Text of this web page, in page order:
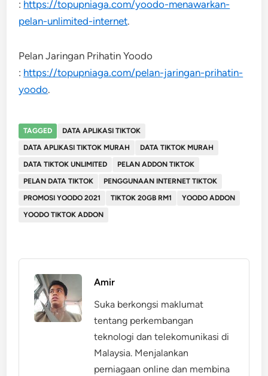
: https://topupniaga.com/yoodo-menawarkan-
pelan-unlimited-internet.
Pelan Jaringan Prihatin Yoodo
: https://topupniaga.com/pelan-jaringan-prihatin-
yoodo.
TAGGED
DATA APLIKASI TIKTOK
DATA APLIKASI TIKTOK MURAH
DATA TIKTOK MURAH
DATA TIKTOK UNLIMITED
PELAN ADDON TIKTOK
PELAN DATA TIKTOK
PENGGUNAAN INTERNET TIKTOK
PROMOSI YOODO 2021
TIKTOK 20GB RM1
YOODO ADDON
YOODO TIKTOK ADDON
Amir
Suka berkongsi maklumat
tentang perkembangan
teknologi dan telekomunikasi di
Malaysia. Menjalankan
perniagaan online dan membina